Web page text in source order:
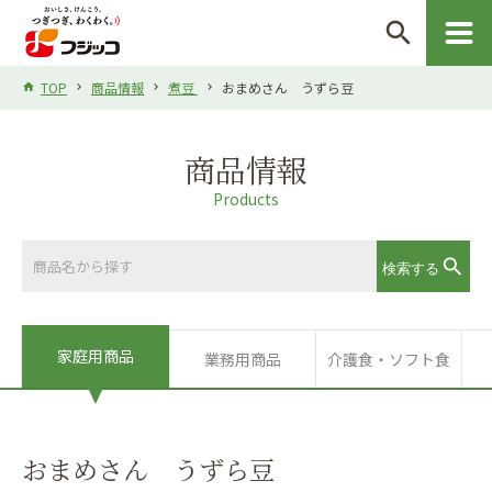
search
TOP 商品情報 煮豆 おまめさん うずら豆
商品情報
Products
家庭用商品 業務用商品 介護食・ソフト食
おまめさん うずら豆